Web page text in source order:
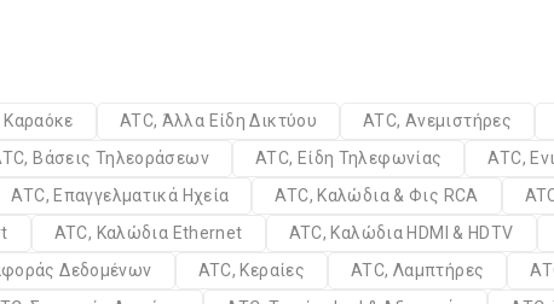
Καραόκε ATC, Άλλα Είδη Δικτύου ATC, Ανεμιστήρες
Βάσεις Τηλεοράσεων ATC, Είδη Τηλεφωνίας ATC,
ATC, Επαγγελματικά Ηχεία ATC, Καλώδια & Φις RCA
ATC, Καλώδια Ethernet ATC, Καλώδια HDMI & HDTV
Δεδομένων ATC, Κεραίες ATC, Λαμπτήρες